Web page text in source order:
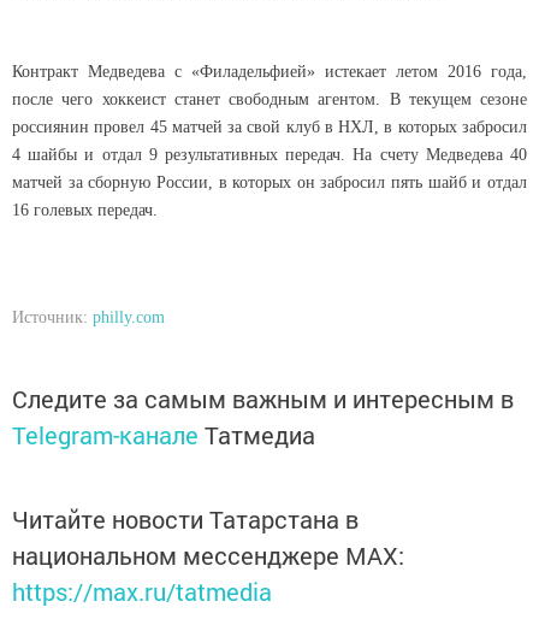
Контракт Медведева с «Филадельфией» истекает летом 2016 года,
после чего хоккеист станет свободным агентом. В текущем сезоне
россиянин провел 45 матчей за свой клуб в НХЛ, в которых забросил
4 шайбы и отдал 9 результативных передач. На счету Медведева 40
матчей за сборную России, в которых он забросил пять шайб и отдал
16 голевых передач.
Источник: philly.com
Следите за самым важным и интересным в
Telegram-канале Татмедиа
Читайте новости Татарстана в
национальном мессенджере MАХ:
https://max.ru/tatmedia